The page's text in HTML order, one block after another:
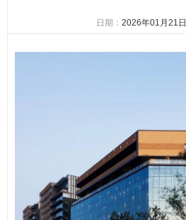
日期： 2026年01月21日